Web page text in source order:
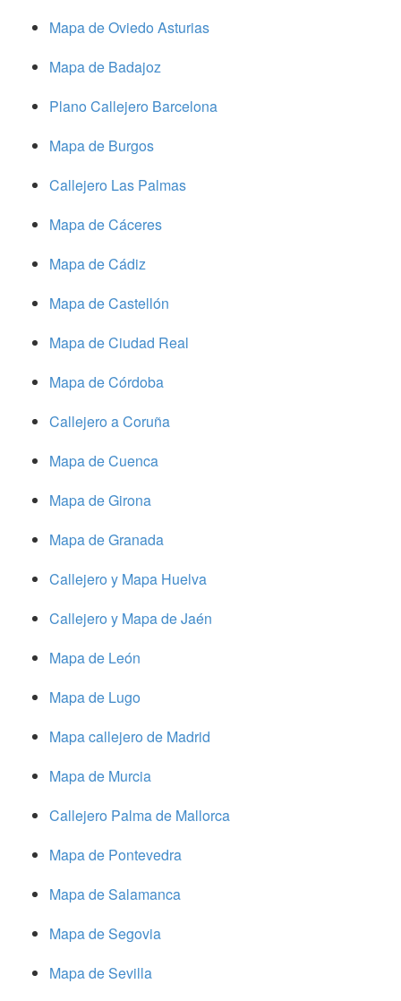
Mapa de Oviedo Asturias
Mapa de Badajoz
Plano Callejero Barcelona
Mapa de Burgos
Callejero Las Palmas
Mapa de Cáceres
Mapa de Cádiz
Mapa de Castellón
Mapa de Ciudad Real
Mapa de Córdoba
Callejero a Coruña
Mapa de Cuenca
Mapa de Girona
Mapa de Granada
Callejero y Mapa Huelva
Callejero y Mapa de Jaén
Mapa de León
Mapa de Lugo
Mapa callejero de Madrid
Mapa de Murcia
Callejero Palma de Mallorca
Mapa de Pontevedra
Mapa de Salamanca
Mapa de Segovia
Mapa de Sevilla